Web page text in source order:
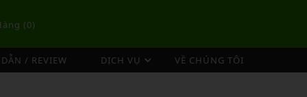
(0)
/ REVIEW
DỊCH VỤ
VỀ CHÚNG TÔI